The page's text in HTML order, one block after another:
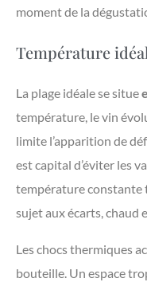
moment de la
Température
La plage idéale se situe
température, le vin
limite l’apparition de
est capital d’éviter les
température constante
sujet aux écarts, chaud
Les chocs thermiques
bouteille. Un espace